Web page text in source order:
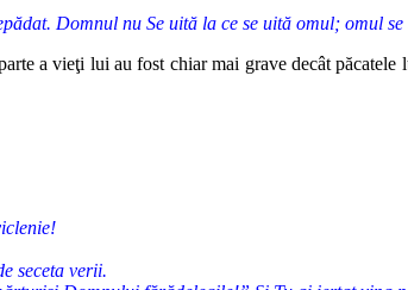
Domnul nu Se uită la ce se uită omul; omul
a vieţi lui au fost chiar mai grave decât
seceta verii.